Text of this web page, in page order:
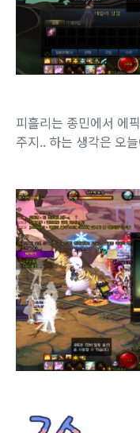
피흘리는 종민에서 에
주지.. 하는 생각은 오